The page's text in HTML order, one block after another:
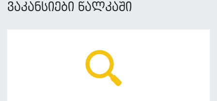
ვაკანსიები წალკაში